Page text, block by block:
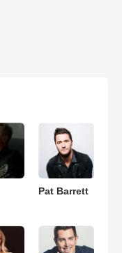
Pat Barrett